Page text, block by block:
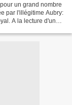
un grand nombre
par l'illégitime Aubry:
A la lecture d'un